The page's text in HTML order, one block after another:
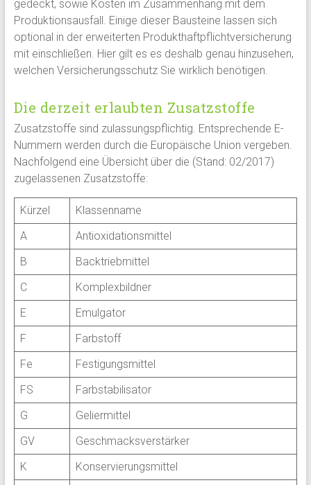
gedeckt, sowie Kosten im Zusammenhang mit dem
Produktionsausfall. Einige dieser Bausteine lassen sich
optional in der erweiterten Produkthaftpflichtversicherung
mit einschließen. Hier gilt es es deshalb genau hinzusehen,
welchen Versicherungsschutz Sie wirklich benötigen.
Die derzeit erlaubten Zusatzstoffe
Zusatzstoffe sind zulassungspflichtig. Entsprechende E-
Nummern werden durch die Europäische Union vergeben.
Nachfolgend eine Übersicht über die (Stand: 02/2017)
zugelassenen Zusatzstoffe:
Kürzel
Klassenname
A
Antioxidationsmittel
B
Backtriebmittel
C
Komplexbildner
E
Emulgator
F
Farbstoff
Fe
Festigungsmittel
FS
Farbstabilisator
G
Geliermittel
GV
Geschmacksverstärker
K
Konservierungsmittel